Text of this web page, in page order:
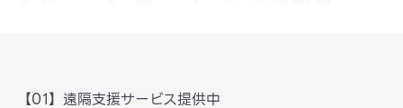
【01】遠隔支援サービス提供中